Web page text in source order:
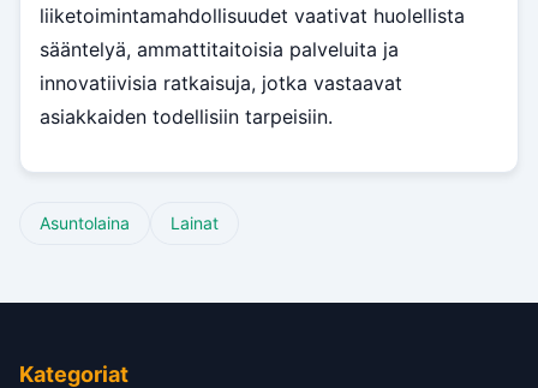
liiketoimintamahdollisuudet vaativat huolellista
sääntelyä, ammattitaitoisia palveluita ja
innovatiivisia ratkaisuja, jotka vastaavat
asiakkaiden todellisiin tarpeisiin.
Asuntolaina Lainat
Kategoriat